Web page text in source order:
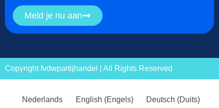
Meld je nu aan
Copyright fvdwpartijhandel | All Rights Reserved
Nederlands English (Engels) Deutsch (Duits)